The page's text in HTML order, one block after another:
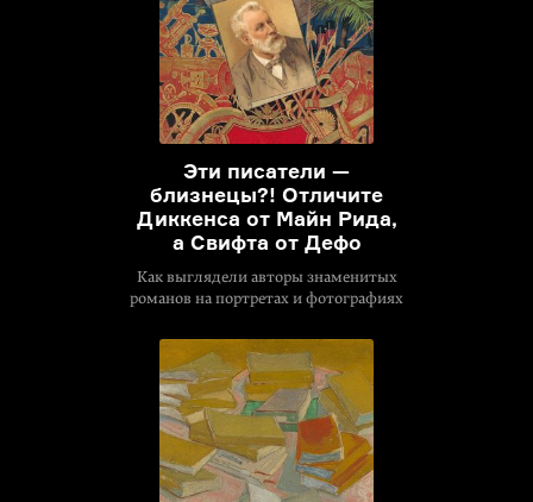
Эти писатели —
близнецы?! Отличите
Диккенса от Майн Рида,
а Свифта от Дефо
Как выглядели авторы знаменитых
романов на портретах и фотографиях